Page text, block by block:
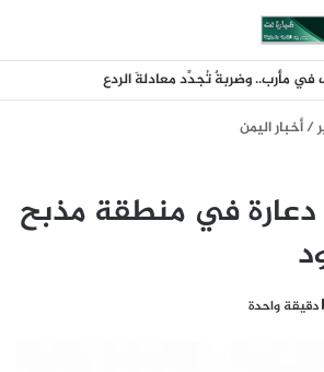
مأرب.. وضربةٌ تُجدِّد معادلةَ الردع
/أخبار اليمن
في منطقة مذبح
دقيقة واحدة